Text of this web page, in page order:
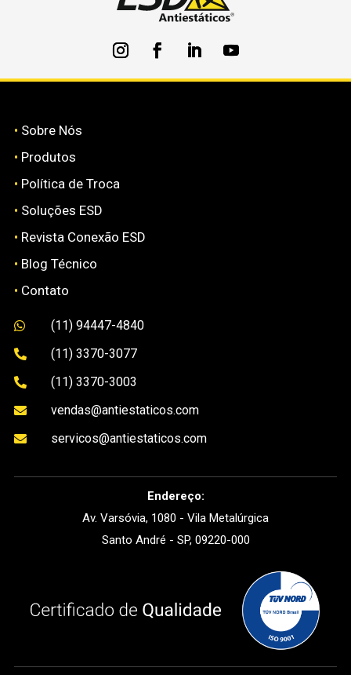
• Sobre Nós
• Produtos
• Política de Troca
• Soluções ESD
• Revista Conexão ESD
• Blog Técnico
• Contato
 (11) 94447-4840
 (11) 3370-3077
 (11) 3370-3003
 vendas@antiestaticos.com
 servicos@antiestaticos.com
Endereço:
Av. Varsóvia, 1080 - Vila Metalúrgica
Santo André - SP, 09220-000